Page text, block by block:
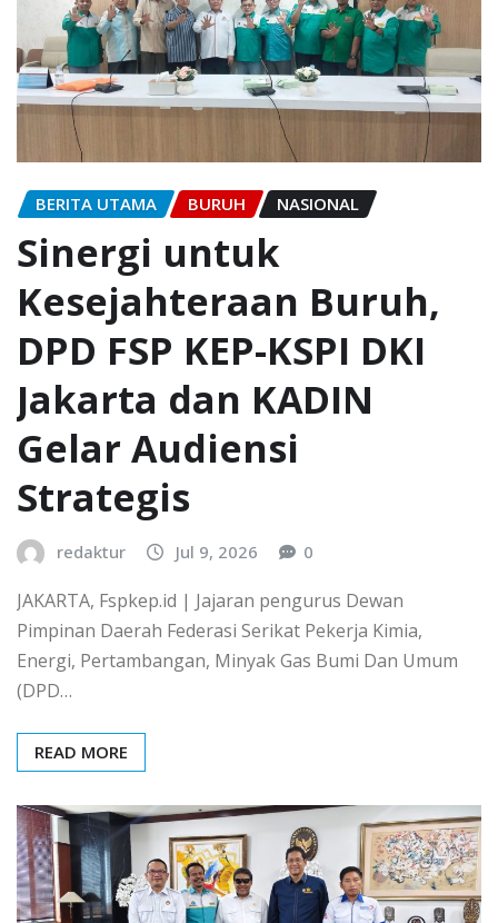
BERITA UTAMA BURUH NASIONAL
Sinergi untuk
Kesejahteraan Buruh,
DPD FSP KEP-KSPI DKI
Jakarta dan KADIN
Gelar Audiensi
Strategis
redaktur Jul 9, 2026 0
JAKARTA, Fspkep.id | Jajaran pengurus Dewan
Pimpinan Daerah Federasi Serikat Pekerja Kimia,
Energi, Pertambangan, Minyak Gas Bumi Dan Umum
(DPD…
READ MORE